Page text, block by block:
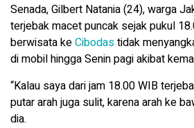
Senada, Gilbert Natania (24), warga
terjebak macet puncak sejak pukul
berwisata keCibodastidak
di mobil hingga Senin pagi akibat
“Kalau saya dari jam 18.00 WIB
putar arah juga sulit, karena arah ke
dia.